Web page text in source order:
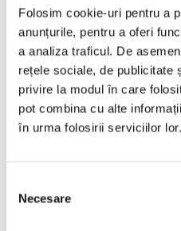
Folosim cookie-uri pentru a
anunțurile, pentru a oferi
a analiza traficul. De
rețele sociale, de publicitate
privire la modul în care
pot combina cu alte
în urma folosirii serviciilor lor.
consimțământului
Necesare